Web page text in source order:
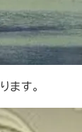
す。